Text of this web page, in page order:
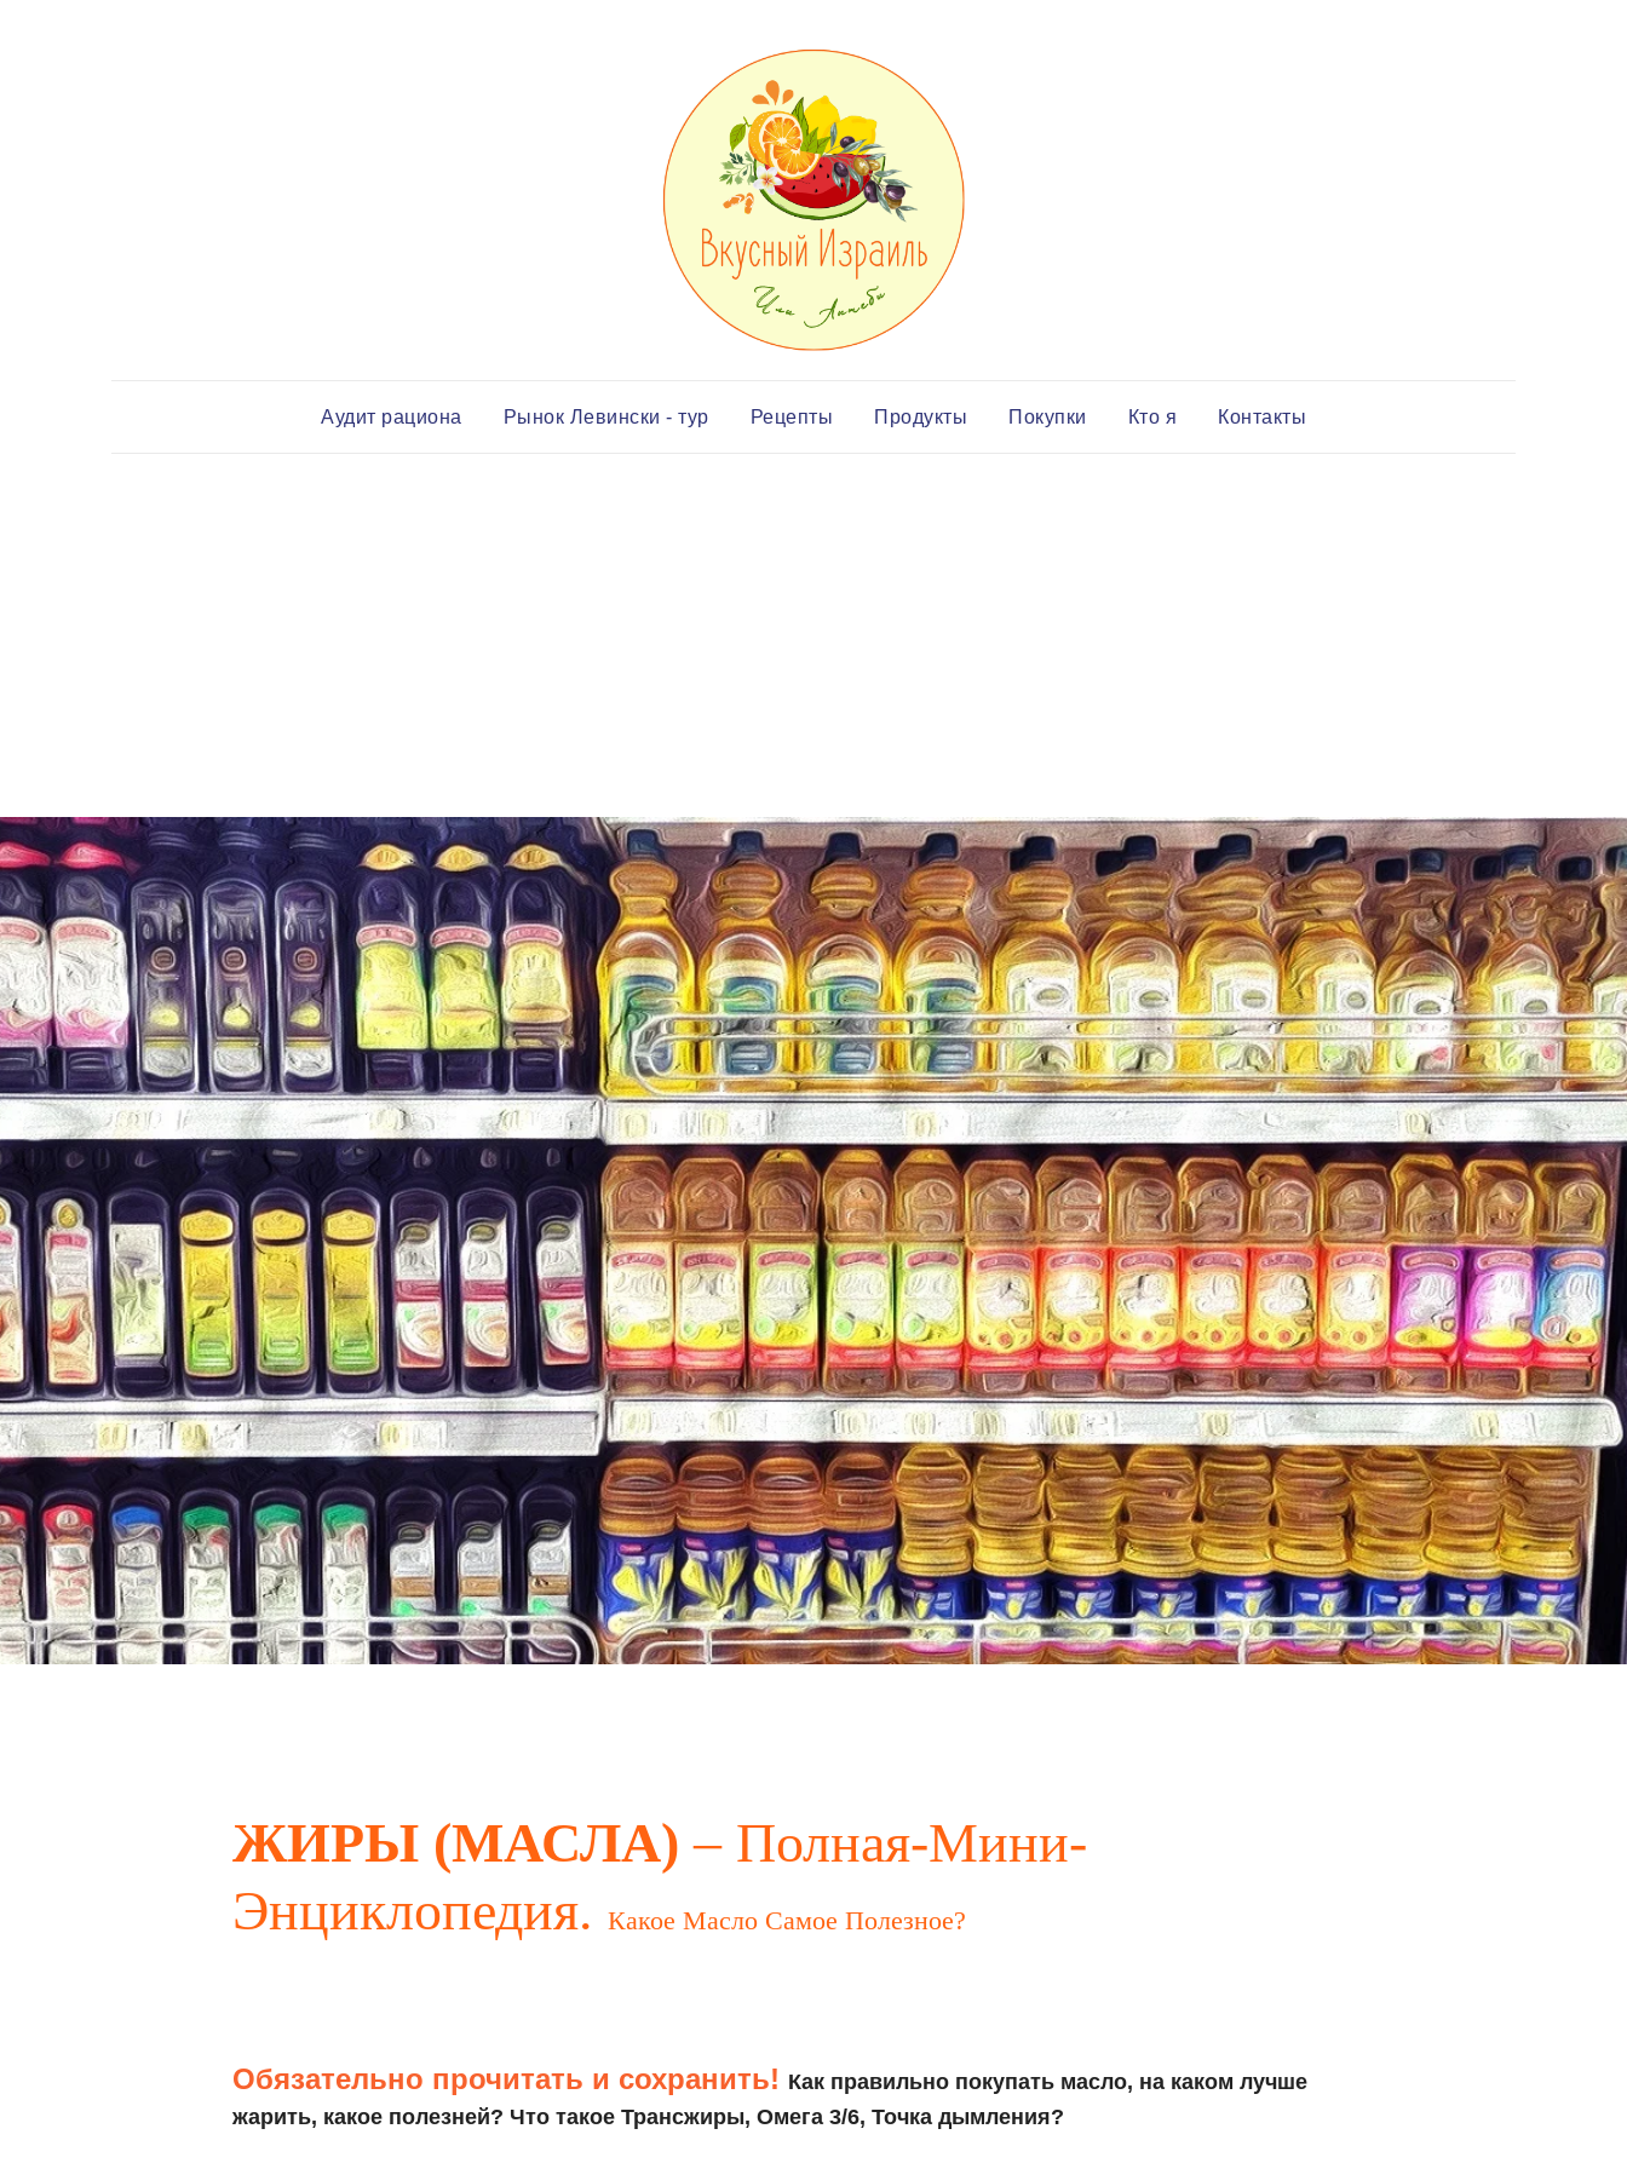
Аудит рациона Рынок Левински - тур Рецепты Продукты Покупки Кто я Контакты
ЖИРЫ (МАСЛА) – Полная-Мини-
Энциклопедия. Какое Масло Самое Полезное?
Обязательно прочитать и сохранить! Как правильно покупать масло, на каком лучше
жарить, какое полезней? Что такое Трансжиры, Омега 3/6, Точка дымления?